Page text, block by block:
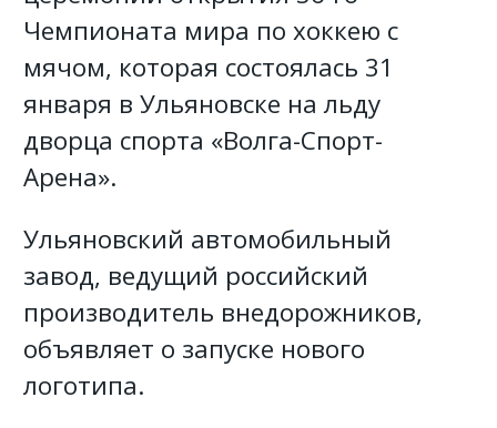
Чемпионата мира по хоккею с
мячом, которая состоялась 31
января в Ульяновске на льду
дворца спорта «Волга-Спорт-
Арена».
Ульяновский автомобильный
завод, ведущий российский
производитель внедорожников,
объявляет о запуске нового
логотипа.